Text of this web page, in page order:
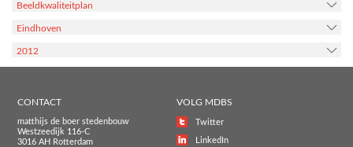
Beeldkwaliteitplan
Eindhoven
2012
CONTACT
matthijs de boer stedenbouw
Westzeedijk 116-C
3016 AH Rotterdam
VOLG MDBS
Twitter
LinkedIn